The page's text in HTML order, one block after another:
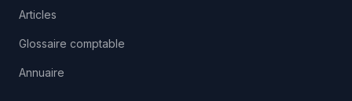
Articles
Glossaire comptable
Annuaire